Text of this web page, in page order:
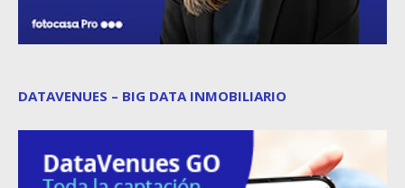
DATAVENUES – BIG DATA INMOBILIARIO